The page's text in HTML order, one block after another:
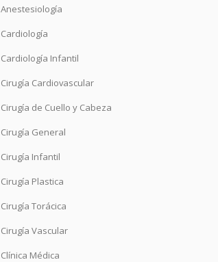
Anestesiología
Cardiología
Cardiología Infantil
Cirugía Cardiovascular
Cirugía de Cuello y Cabeza
Cirugía General
Cirugía Infantil
Cirugía Plastica
Cirugía Torácica
Cirugía Vascular
Clínica Médica